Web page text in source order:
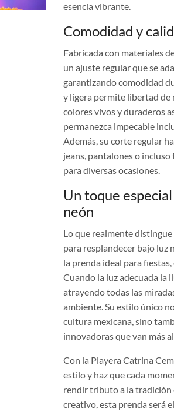
esencia vibrante.
Comodidad y
Fabricada con materiales
un ajuste regular que se
garantizando comodidad
y ligera permite libertad
colores vivos y duraderos
permanezca impecable
Además, su corte regular
jeans, pantalones o
para diversas ocasiones.
Un toque
neón
Lo que realmente distingue
para resplandecer bajo luz
la prenda ideal para
Cuando la luz adecuada la
atrayendo todas las
ambiente. Su estilo único
cultura mexicana, sino
innovadoras que van más
Con la Playera Catrina
estilo y haz que cada
rendir tributo a la tradición
creativo, esta prenda será